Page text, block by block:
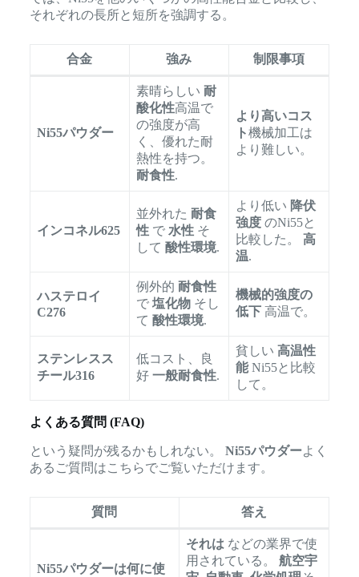
それぞれの長所と短所を強調する。
合金 強み 制限事項
Ni55パウダー
素晴らしい 耐
酸化性高温で
の強度が高
く、優れた耐
熱性を持つ。
耐食性.
より高いコス
ト機械加工は
より難しい。
インコネル625
並外れた 耐食
性で 水性そ
して 酸性環境.
より低い 降伏
強度のNi55と
比較した。 高
温.
ハステロイ
C276
例外的 耐食性
で 塩化物そし
て 酸性環境.
機械的強度の
低下高温で。
ステンレスス
チール316
低コスト、良
好 一般耐食性.
貧しい 高温性
能Ni55と比較
して。
よくある質問 (FAQ)
という疑問が残るかもしれない。 Ni55パウダーよく
あるご質問はこちらでご覧いただけます。
質問 答え
Ni55パウダーは何に使
それは などの業界で使
用されている。 航空宇